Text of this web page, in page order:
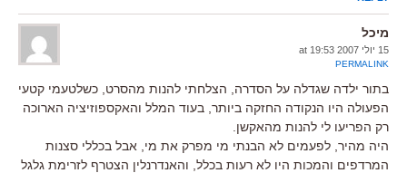
מיכל
15 יולי 2007 at 19:53
PERMALINK
בתור ילדה שגדלה על הסדרה, הצלחתי להנות מהסרט, כשלטעמי קטעי
הפעולה היו הנקודה החזקה ביותר, בעוד המלל והאקספוזיציה הארוכה
רק הפריעו לי להנות מהאקשן.
היה מהיר, לפעמים לא הבנתי מי מפרק את מי, אבל בכללי סצנות
המרדפים והמכות היו לא רעות בכלל, והאנדרנלין הצטרף לזרימת גלגל